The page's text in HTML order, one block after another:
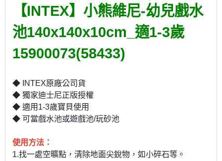
【INTEX】小熊維尼-幼兒戲水
池140x140x10cm_適1-3歲
15900073(58433)
◆ INTEX原廠公司貨
◆ 獨家迪士尼正版授權
◆ 適用1-3歲寶貝使用
◆ 可當戲水池或遊戲池/玩砂池
使用方法：
1.找一處空曠點，清除地面尖銳物，如小碎石等。